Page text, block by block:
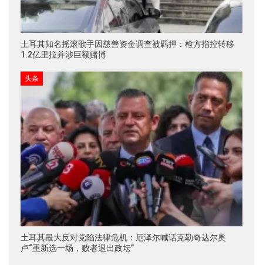
土耳其知名摇滚歌手因慈善资金调查被羁押：检方指控转移
1.2亿里拉并涉巨额赌博
头条
土耳其最大反对党陷法律危机：厄泽尔喊话克勒奇达尔奥
卢“重新选一场，败者退出政坛”